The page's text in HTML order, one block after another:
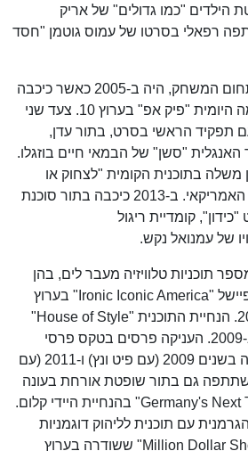
הילדים "כמו גדולים" של אריק
ב-1992 השתתפה רפאלי בסרטו של עמוס גוטמן "חסד
צעד ראשון בבגרותה בתחום המשחק, היה ב-2005 כאשר כיכבה
בתור נועה צוקרמן בדרמה היומית "פיק אפ" בערוץ 10. צעד שני
זה בא ב-2011 עם תפקיד הראשי בסרט, בתור עדן,
האנגלית "סשן" של הבמאי חיים בוזגלו.
משלה בתוכנית הקומית "לצחוק או
למות" (אנ') בערוץ HBO האמריקאי. ב-2013 כיכבה בתור סוכנת
קומדיית ריגול
של עמנואל נקש.
תוכניות טלוויזיה מעבר לים, בהן
הנחיה משותפת של הספיישל "Ironic Iconic America" בערוץ
בראבו האמריקאי ב-2008. הנחיית התוכנית "House of Style"
של ה-MTV האמריקאי ב-2009. העניקה פרסים בטקס פרסי
המוזיקה של MTV אירופה בשנים 2009 (עם פיט ונץ) ו-2011 (עם
שייק). ב-2009 השתתפה גם בתור שופטת אורחת בעונה
הרביעית של "Germany's Next Topmodel" בהנחיית היידי קלום.
הגרמנית עם תוכנית לליהוק דוגמניות
משלה בשם "Million Dollar Shootingstar" ששודרה בערוץ